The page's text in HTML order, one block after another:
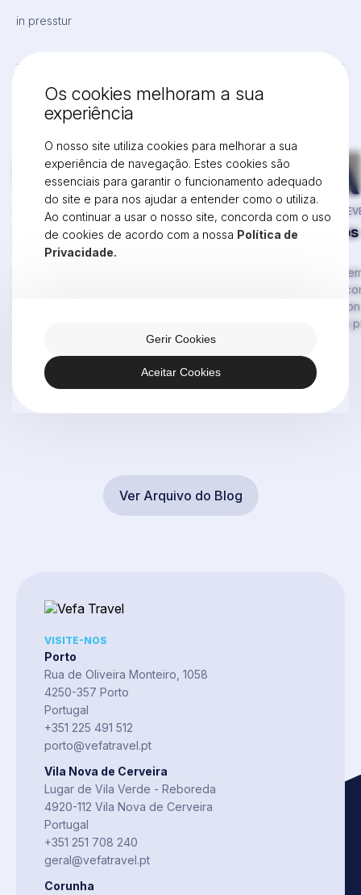
in presstur
Continue a ler artigos
PUBLICADO A 5 MARÇO 2026
Sustentabilidade no Turismo: O
Compromisso Pioneiro da VEFA
agências com os Objetivos de
Desenvolvimento Sustentável das Nações
Unidas. Na VEFA Travel , recebemos esta […]
PUBLICADO A 24
Tudo a
A maior BTL de
é o ponto de
todos os
dias dedicados a
negócios, onde
Ver Arquivo do Blog
VISITE-NOS
Porto
Rua de Oliveira Monteiro, 1058
4250-357 Porto
Portugal
+351 225 491 512
porto@vefatravel.pt
Vila Nova de Cerveira
Lugar de Vila Verde - Reboreda
4920-112 Vila Nova de Cerveira
Portugal
+351 251 708 240
geral@vefatravel.pt
Corunha
Os cookies melhoram a sua
experiência
O nosso site utiliza cookies para melhorar a sua
experiência de navegação. Estes cookies são
essenciais para garantir o funcionamento adequado
do site e para nos ajudar a entender como o utiliza.
Ao continuar a usar o nosso site, concorda com o uso
de cookies de acordo com a nossa Política de
Privacidade.
Gerir Cookies
Aceitar Cookies